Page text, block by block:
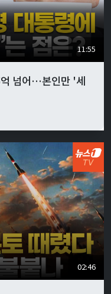
11:55
넘어…본인만 '세
02:46